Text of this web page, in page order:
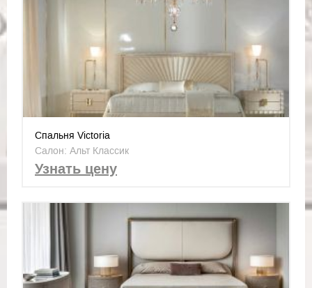
Спальня Victoria
Салон: Альт Классик
Узнать цену